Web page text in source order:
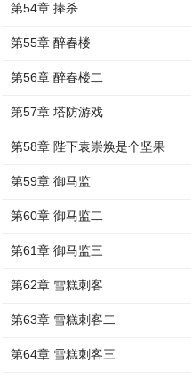
第54章 捧杀
第55章 醉春楼
第56章 醉春楼二
第57章 塔防游戏
第58章 陛下袁崇焕是个坚果
第59章 御马监
第60章 御马监二
第61章 御马监三
第62章 雪糕刺客
第63章 雪糕刺客二
第64章 雪糕刺客三